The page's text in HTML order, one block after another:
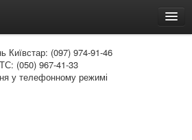
Київстар: (097) 974-91-46
(050) 967-41-33
у телефонному режимі